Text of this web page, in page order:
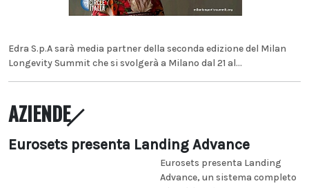
Edra S.p.A sarà media partner della seconda edizione del Milan
Longevity Summit che si svolgerà a Milano dal 21 al...
AZIENDE
Eurosets presenta Landing Advance
Eurosets presenta Landing
Advance, un sistema completo